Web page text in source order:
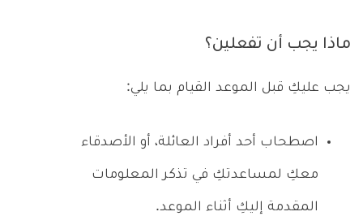
ماذا يجب أن تفعلين؟
يجب عليكِ قبل الموعد القيام بما يلي:
اصطحاب أحد أفراد العائلة، أو الأصدقاء
معكِ لمساعدتكِ في تذكر المعلومات
المقدمة إليكِ أثناء الموعد.